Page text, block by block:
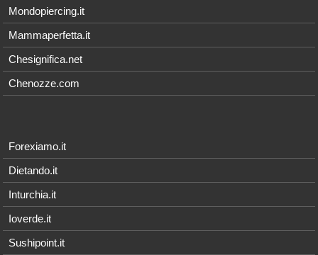
Mondopiercing.it
Mammaperfetta.it
Chesignifica.net
Chenozze.com
Forexiamo.it
Dietando.it
Inturchia.it
Ioverde.it
Sushipoint.it